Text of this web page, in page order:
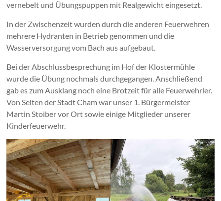
vernebelt und Übungspuppen mit Realgewicht eingesetzt.
In der Zwischenzeit wurden durch die anderen Feuerwehren
mehrere Hydranten in Betrieb genommen und die
Wasserversorgung vom Bach aus aufgebaut.
Bei der Abschlussbesprechung im Hof der Klostermühle
wurde die Übung nochmals durchgegangen. Anschließend
gab es zum Ausklang noch eine Brotzeit für alle Feuerwehrler.
Von Seiten der Stadt Cham war unser 1. Bürgermeister
Martin Stoiber vor Ort sowie einige Mitglieder unserer
Kinderfeuerwehr.